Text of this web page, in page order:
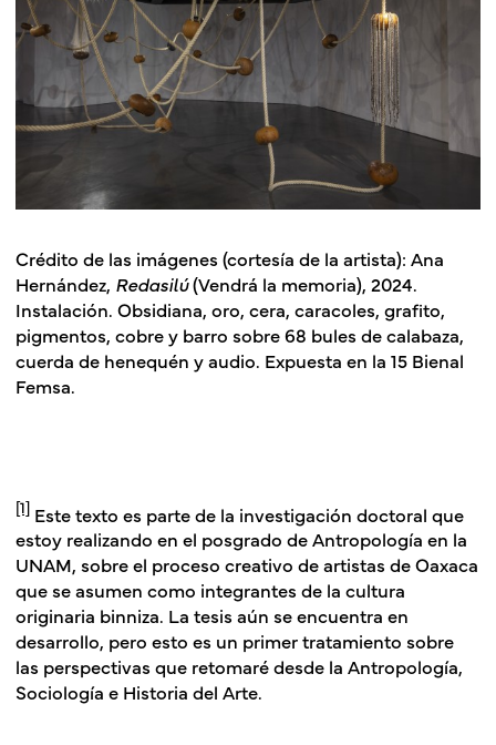
Crédito de las imágenes (cortesía de la artista): Ana
Hernández, Redasilú(Vendrá la memoria), 2024.
Instalación. Obsidiana, oro, cera, caracoles, grafito,
pigmentos, cobre y barro sobre 68 bules de calabaza,
cuerda de henequén y audio. Expuesta en la 15 Bienal
Femsa.
[1] Este texto es parte de la investigación doctoral que
estoy realizando en el posgrado de Antropología en la
UNAM, sobre el proceso creativo de artistas de Oaxaca
que se asumen como integrantes de la cultura
originaria binniza. La tesis aún se encuentra en
desarrollo, pero esto es un primer tratamiento sobre
las perspectivas que retomaré desde la Antropología,
Sociología e Historia del Arte.